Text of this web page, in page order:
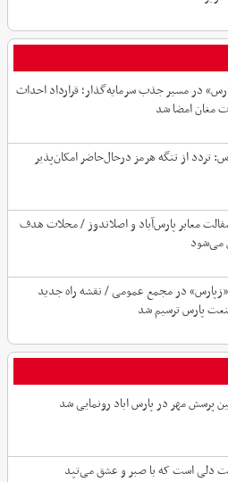
در مسیر جذب سرمایه‌گذار؛ قرارداد احداث
مغان امضا شد
تردد از تنگه هرمز درحال‌حاضر امکان‌پذیر
معابر پارس‌آباد و اصلاندوز / محلات هدف
می‌شود
۲۱۸ ریالی «زپارس» در مجمع عمومی / نقشه راه جدید
پارس ترسیم شد
پرسش مهر در پارس اباد رونمایی شد
دلی است که با صبر و عشق می‌تپد